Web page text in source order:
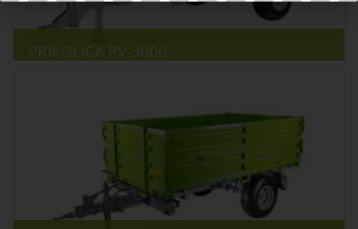
PRIKOLICA PV-3000